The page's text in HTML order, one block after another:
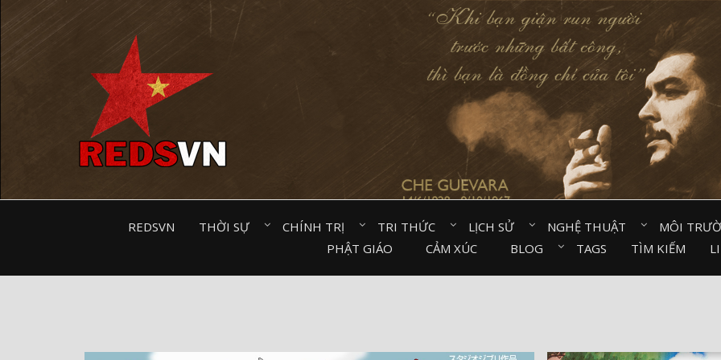
REDSVN THỜI SỰ⠀ CHÍNH TRỊ⠀ TRI THỨC⠀ LỊCH SỬ⠀ NGHỆ THUẬT⠀
MÔI
PHẬT GIÁO⠀
CẢM XÚC⠀ BLOG⠀ TAGS TÌM KIẾM